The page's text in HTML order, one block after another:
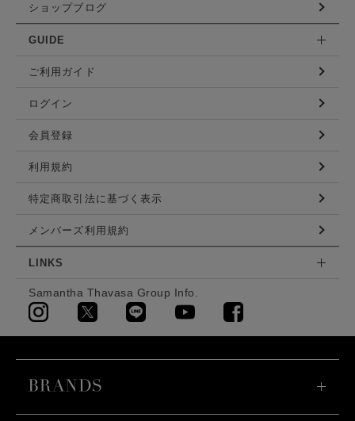
ショップブログ
GUIDE
ご利用ガイド
ログイン
会員登録
利用規約
特定商取引法に基づく表示
メンバーズ利用規約
LINKS
Samantha Thavasa Group Info.